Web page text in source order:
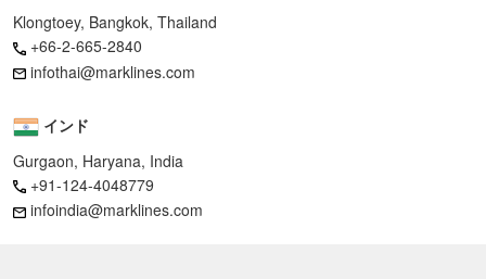
Klongtoey, Bangkok, Thailand
+66-2-665-2840
infothai@marklines.com
インド
Gurgaon, Haryana, India
+91-124-4048779
infoindia@marklines.com